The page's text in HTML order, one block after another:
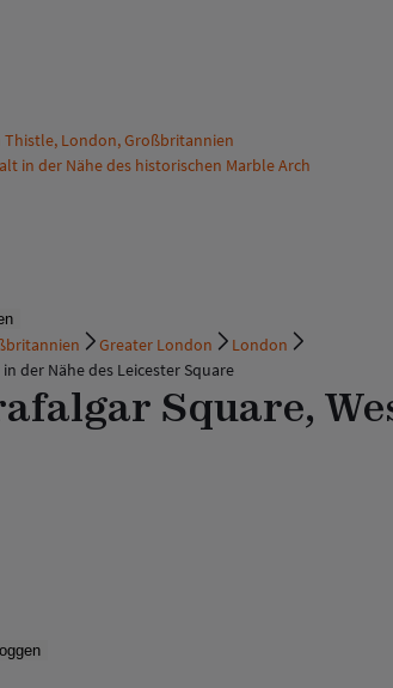
Thistle, London, Großbritannien
in der Nähe des historischen Marble Arch
Greater London
London
der Nähe des Leicester Square
Square,